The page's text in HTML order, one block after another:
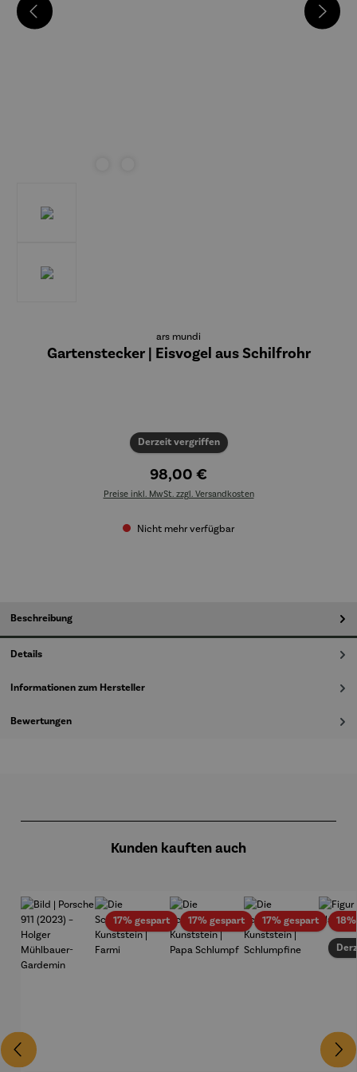
ars mundi
Gartenstecker | Eisvogel aus Schilfrohr
Derzeit vergriffen
98,00 €
Preise inkl. MwSt. zzgl. Versandkosten
Nicht mehr verfügbar
Beschreibung
Details
Informationen zum Hersteller
Bewertungen
Kunden kauften auch
17% gespartRabatt17% gespartRabatt17% gespartRabatt